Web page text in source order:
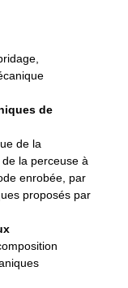
de
de la
la perceuse à
enrobée, par
proposés par